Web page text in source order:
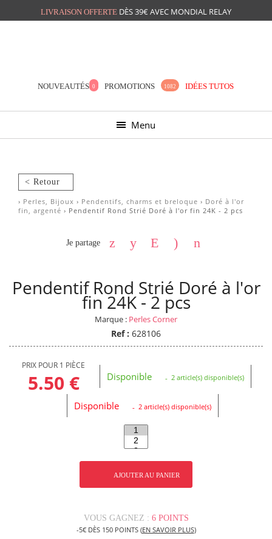
LIVRAISON OFFERTE DÈS 39€ AVEC MONDIAL RELAY
NOUVEAUTÉS 0 PROMOTIONS 1082 IDÉES TUTOS
Menu
< Retour
› Perles, Bijoux › Pendentifs, charms et breloque › Doré à l'or
fin, argenté › Pendentif Rond Strié Doré à l'or fin 24K - 2 pcs
Je partage
Pendentif Rond Strié Doré à l'or
fin 24K - 2 pcs
Marque : Perles Corner
Ref : 628106
PRIX POUR 1 PIÈCE
5.50 € Disponible 2 article(s) disponible(s)
Disponible 2 article(s) disponible(s)
AJOUTER AU PANIER
VOUS GAGNEZ : 6 POINTS
-5€ DÈS 150 POINTS (EN SAVOIR PLUS)